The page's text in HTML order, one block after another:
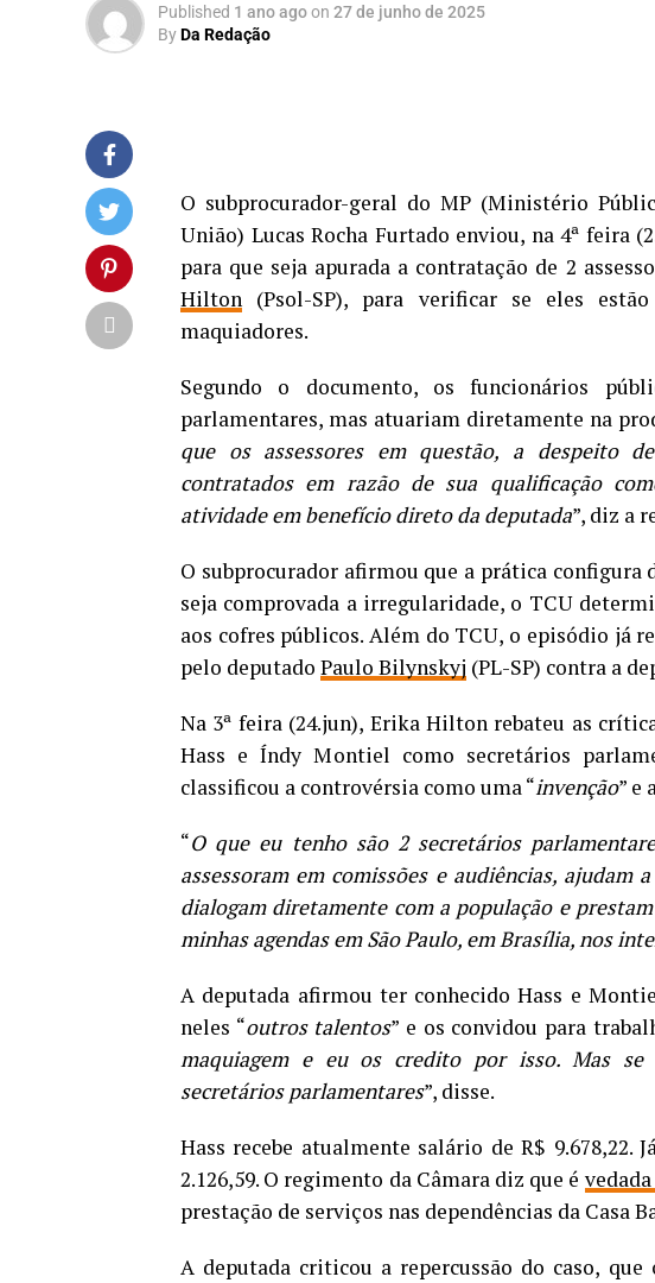
Published 1 ano agoon 27 de junho de 2025
ByDa Redação
O subprocurador-geral do MP (Ministério
União) Lucas Rocha Furtado enviou, na 4ª feira
para que seja apurada a contratação de 2
Hilton (Psol-SP), para verificar se eles
maquiadores.
Segundo o documento, os funcionários
parlamentares, mas atuariam diretamente na
que os assessores em questão, a despeito
contratados em razão de sua qualificação
atividade em benefício direto da deputada”, diz a
O subprocurador afirmou que a prática configura
seja comprovada a irregularidade, o TCU
aos cofres públicos. Além do TCU, o episódio já
pelo deputado Paulo Bilynskyj (PL-SP) contra a
Na 3ª feira (24.jun), Erika Hilton rebateu as
Hass e Índy Montiel como secretários
classificou a controvérsia como uma “invenção” e
“O que eu tenho são 2 secretários
assessoram em comissões e audiências,
dialogam diretamente com a população e
minhas agendas em São Paulo, em Brasília, nos
A deputada afirmou ter conhecido Hass e
neles “outros talentos” e os convidou para
maquiagem e eu os credito por isso. Mas se
secretários parlamentares”, disse.
Hass recebe atualmente salário de R$
2.126,59. O regimento da Câmara diz que é
prestação de serviços nas dependências da Casa
A deputada criticou a repercussão do caso,